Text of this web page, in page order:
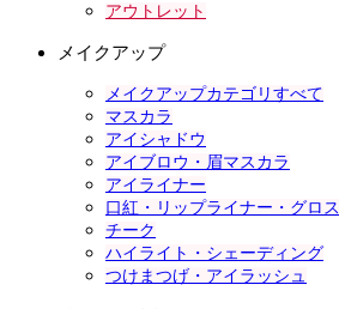
アウトレット
メイクアップ
メイクアップカテゴリすべて
マスカラ
アイシャドウ
アイブロウ・眉マスカラ
アイライナー
口紅・リップライナー・グロス
チーク
ハイライト・シェーディング
つけまつげ・アイラッシュ